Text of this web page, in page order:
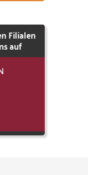
Filialen
auf